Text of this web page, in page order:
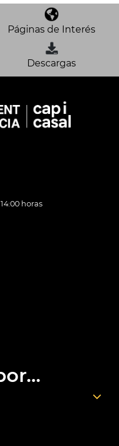
Páginas de Interés
Descargas
horas